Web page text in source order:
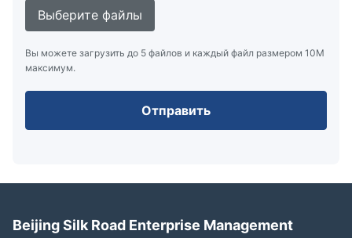
Выберите файлы
Вы можете загрузить до 5 файлов и каждый файл размером 10M
максимум.
Отправить
Beijing Silk Road Enterprise Management